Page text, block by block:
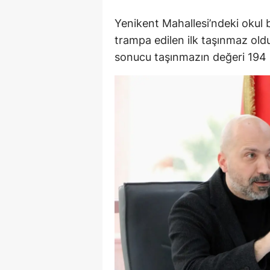
Yenikent Mahallesi’ndeki okul
trampa edilen ilk taşınmaz
sonucu taşınmazın değeri